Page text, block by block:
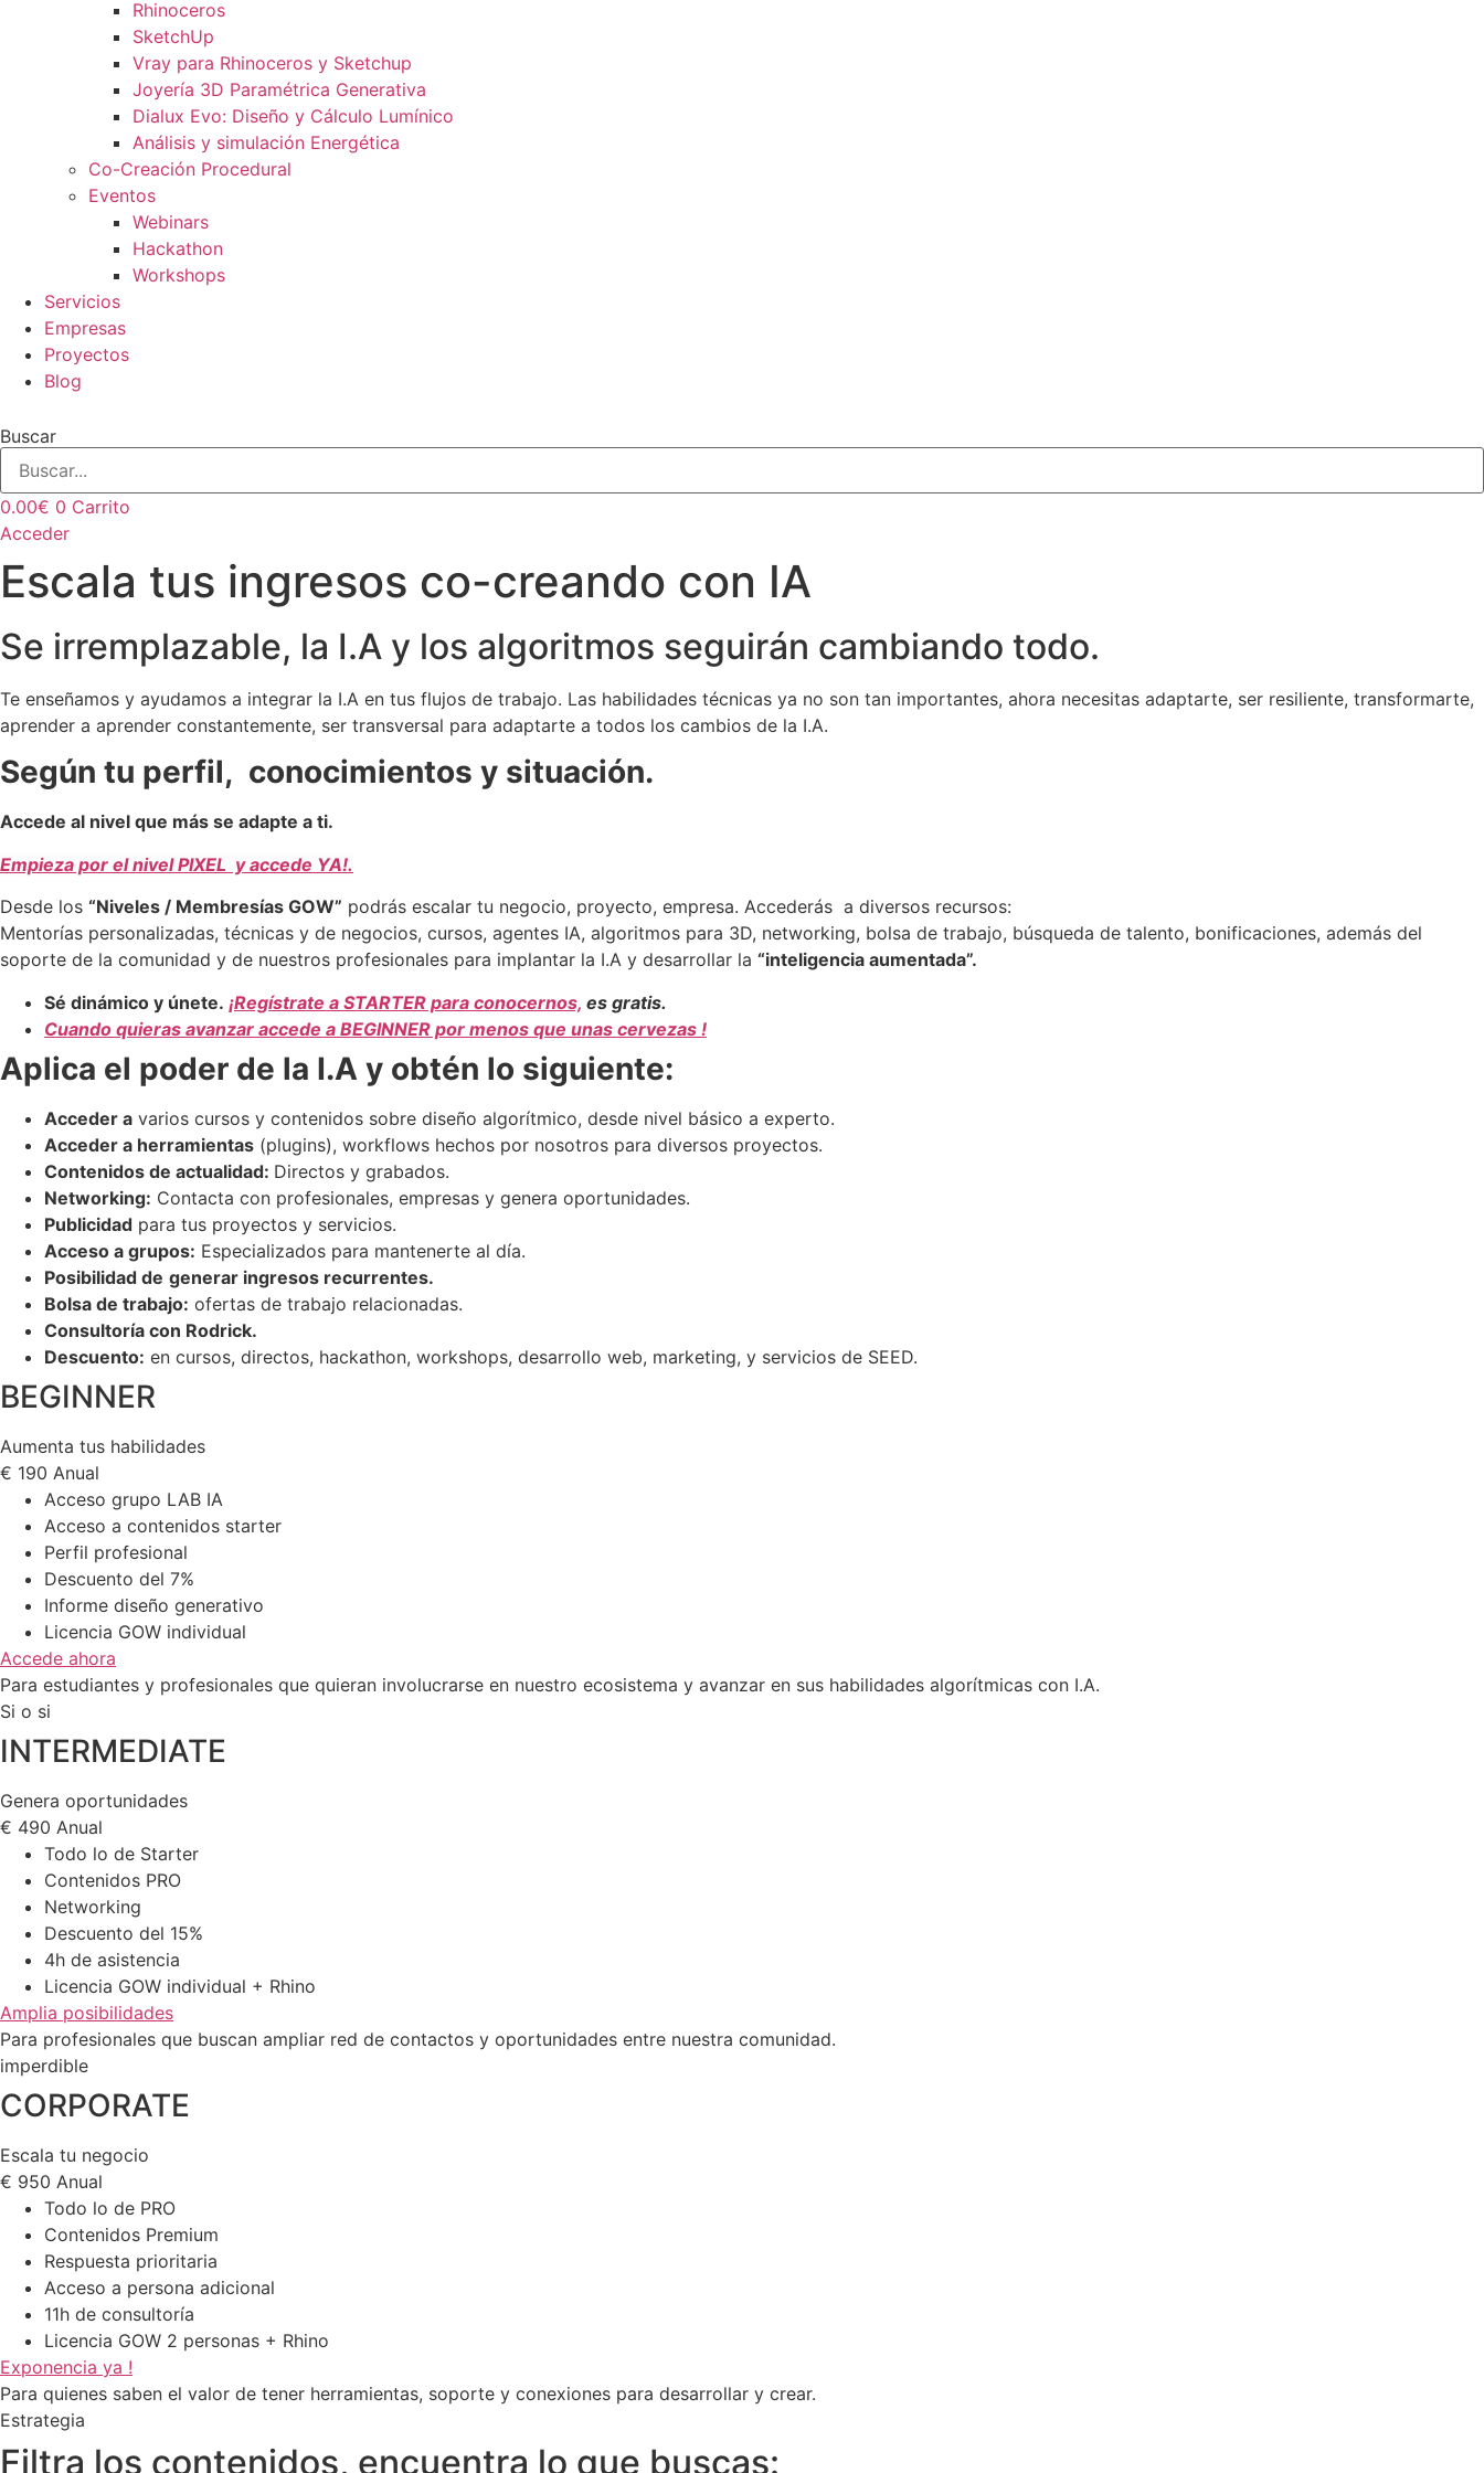
Rhinoceros
SketchUp
Vray para Rhinoceros y Sketchup
Joyería 3D Paramétrica Generativa
Dialux Evo: Diseño y Cálculo Lumínico
Análisis y simulación Energética​
Co-Creación Procedural
Eventos
Webinars
Hackathon
Workshops
Servicios
Empresas
Proyectos
Blog
Buscar
0.00€ 0 Carrito
Acceder
Escala tus ingresos co-creando con IA
Se irremplazable, la I.A y los algoritmos seguirán cambiando todo.
Te enseñamos y ayudamos a integrar la I.A en tus flujos de trabajo. Las habilidades técnicas ya no son tan importantes, ahora necesitas adaptarte, ser resiliente, transformarte,
aprender a aprender constantemente, ser transversal para adaptarte a todos los cambios de la I.A.
Según tu perfil, conocimientos y situación.
Accede al nivel que más se adapte a ti.
Empieza por el nivel PIXEL y accede YA!.
Desde los “Niveles / Membresías GOW” podrás escalar tu negocio, proyecto, empresa. Accederás a diversos recursos:
Mentorías personalizadas, técnicas y de negocios, cursos, agentes IA, algoritmos para 3D, networking, bolsa de trabajo, búsqueda de talento, bonificaciones, además del
soporte de la comunidad y de nuestros profesionales para implantar la I.A y desarrollar la “inteligencia aumentada”.
Sé dinámico y únete. ¡Regístrate a STARTER para conocernos, es gratis.
Cuando quieras avanzar accede a BEGINNER por menos que unas cervezas !
Aplica el poder de la I.A y obtén lo siguiente:
Acceder a varios cursos y contenidos sobre diseño algorítmico, desde nivel básico a experto.
Acceder a herramientas (plugins), workflows hechos por nosotros para diversos proyectos.
Contenidos de actualidad: Directos y grabados.
Networking: Contacta con profesionales, empresas y genera oportunidades.
Publicidad para tus proyectos y servicios.
Acceso a grupos: Especializados para mantenerte al día.
Posibilidad de generar ingresos recurrentes.
Bolsa de trabajo: ofertas de trabajo relacionadas.
Consultoría con Rodrick.
Descuento: en cursos, directos, hackathon, workshops, desarrollo web, marketing, y servicios de SEED.
BEGINNER
Aumenta tus habilidades
€ 190 Anual
Acceso grupo LAB IA
Acceso a contenidos starter
Perfil profesional
Descuento del 7%
Informe diseño generativo
Licencia GOW individual
Accede ahora
Para estudiantes y profesionales que quieran involucrarse en nuestro ecosistema y avanzar en sus habilidades algorítmicas con I.A.
Si o si
INTERMEDIATE
Genera oportunidades
€ 490 Anual
Todo lo de Starter
Contenidos PRO
Networking
Descuento del 15%
4h de asistencia
Licencia GOW individual + Rhino
Amplia posibilidades
Para profesionales que buscan ampliar red de contactos y oportunidades entre nuestra comunidad.
imperdible
CORPORATE
Escala tu negocio
€ 950 Anual
Todo lo de PRO
Contenidos Premium
Respuesta prioritaria
Acceso a persona adicional
11h de consultoría
Licencia GOW 2 personas + Rhino
Exponencia ya !
Para quienes saben el valor de tener herramientas, soporte y conexiones para desarrollar y crear.
Estrategia
Filtra los contenidos, encuentra lo que buscas: